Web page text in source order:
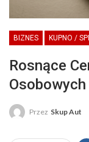
BIZNES KUPNO /
Rosnące
Przez Skup Aut